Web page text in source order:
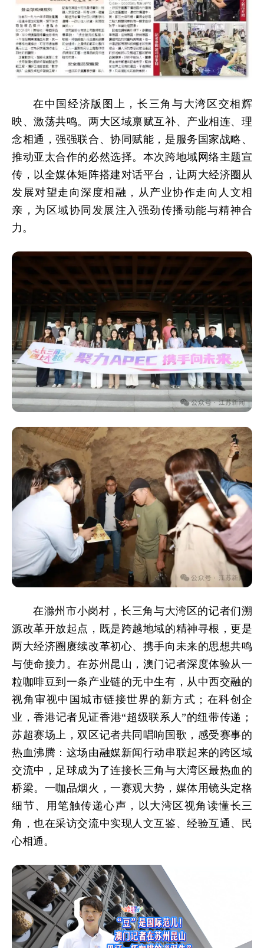
在中国经济版图上，长三角与大湾区交相辉
映、激荡共鸣。两大区域禀赋互补、产业相连、理
念相通，强强联合、协同赋能，是服务国家战略、
推动亚太合作的必然选择。本次跨地域网络主题宣
传，以全媒体矩阵搭建对话平台，让两大经济圈从
发展对望走向深度相融，从产业协作走向人文相
亲，为区域协同发展注入强劲传播动能与精神合
力。
在滁州市小岗村，长三角与大湾区的记者们溯
源改革开放起点，既是跨越地域的精神寻根，更是
两大经济圈赓续改革初心、携手向未来的思想共鸣
与使命接力。在苏州昆山，澳门记者深度体验从一
粒咖啡豆到一条产业链的无中生有，从中西交融的
视角审视中国城市链接世界的新方式；在科创企
业，香港记者见证香港“超级联系人”的纽带传递；
苏超赛场上，双区记者共同唱响国歌，感受赛事的
热血沸腾：这场由融媒新闻行动串联起来的跨区域
交流中，足球成为了连接长三角与大湾区最热血的
桥梁。一咖品烟火，一赛观大势，媒体用镜头定格
细节、用笔触传递心声，以大湾区视角读懂长三
角，也在采访交流中实现人文互鉴、经验互通、民
心相通。